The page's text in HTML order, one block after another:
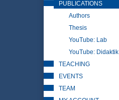
PUBLICATIONS
Authors
Thesis
YouTube: Lab
YouTube: Didaktik
TEACHING
EVENTS
TEAM